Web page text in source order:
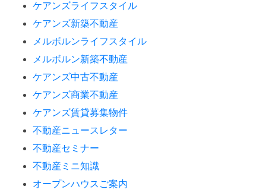
ケアンズライフスタイル
ケアンズ新築不動産
メルボルンライフスタイル
メルボルン新築不動産
ケアンズ中古不動産
ケアンズ商業不動産
ケアンズ賃貸募集物件
不動産ニュースレター
不動産セミナー
不動産ミニ知識
オープンハウスご案内